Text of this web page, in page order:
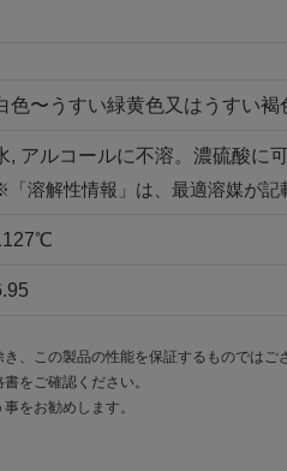
色〜うすい緑黄色又はうすい褐
, アルコールに不溶。濃硫酸に可
「溶解性情報」は、最適溶媒が
、この製品の性能を保証するものではご
をご確認ください。
をお勧めします。